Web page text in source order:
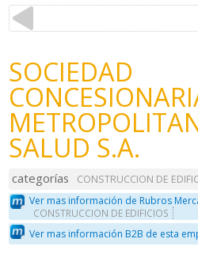
SOCIEDAD
SALUD S.A.
categorías
CONSTRUCCION DE
Ver mas información de Rubros
CONSTRUCCION DE EDIFICIOS
Ver mas información B2B de esta